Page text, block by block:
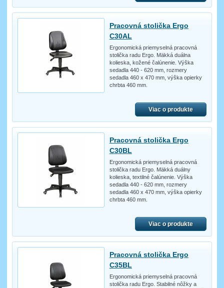
Pracovná stolička Ergo
C30AL
Ergonomická priemyselná pracovná
stolička radu Ergo. Mäkká duálna
kolieska, kožené čalúnenie. Výška
sedadla 440 - 620 mm, rozmery
sedadla 460 x 470 mm, výška opierky
chrbta 460 mm.
Viac o produkte
Pracovná stolička Ergo
C30BL
Ergonomická priemyselná pracovná
stolička radu Ergo. Mäkká duálny
kolieska, textilné čalúnenie. Výška
sedadla 440 - 620 mm, rozmery
sedadla 460 x 470 mm, výška opierky
chrbta 460 mm.
Viac o produkte
Pracovná stolička Ergo
C35BL
Ergonomická priemyselná pracovná
stolička radu Ergo. Stabilné nôžky a